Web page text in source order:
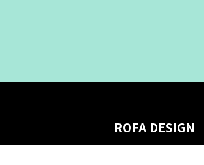
ROFA DESIGN
Kontakt os